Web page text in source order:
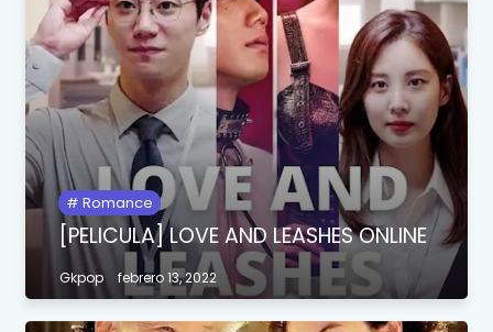
Romance
[PELICULA] LOVE AND LEASHES ONLINE
Gkpop febrero 13, 2022